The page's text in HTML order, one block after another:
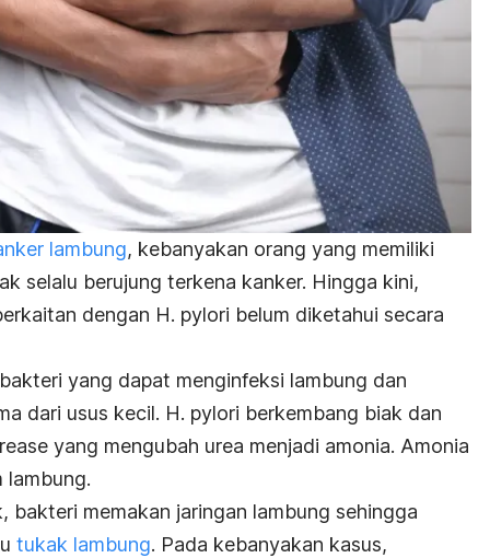
lambung, kebanyakan orang yang memiliki
selalu berujung terkena kanker. Hingga kini,
dengan H. pylori belum diketahui secara
yang dapat menginfeksi lambung dan
dari usus kecil. H. pylori berkembang biak dan
yang mengubah urea menjadi amonia. Amonia
lambung.
bakteri memakan jaringan lambung sehingga
tukak lambung. Pada kebanyakan kasus,